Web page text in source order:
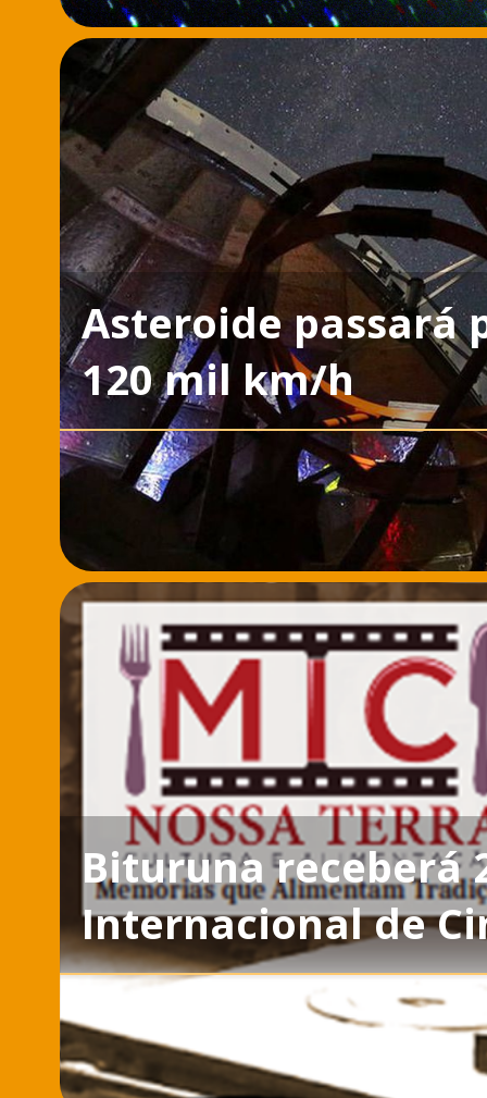
Asteroide passará
120 mil km/h
Bituruna receberá
Internacional de